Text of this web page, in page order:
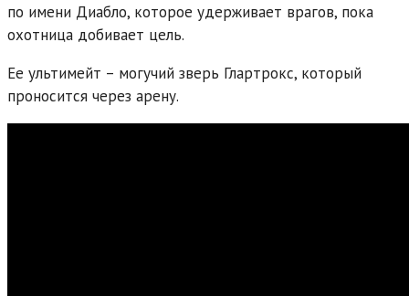
по имени Диабло, которое удерживает врагов, пока
охотница добивает цель.
Ее ультимейт – могучий зверь Глартрокс, который
проносится через арену.